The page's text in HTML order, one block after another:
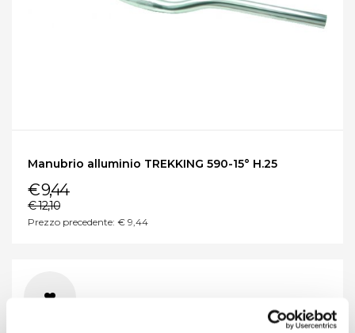
Manubrio alluminio TREKKING 590-15° H.25
€ 9,44
€ 12,10
Prezzo precedente: € 9,44